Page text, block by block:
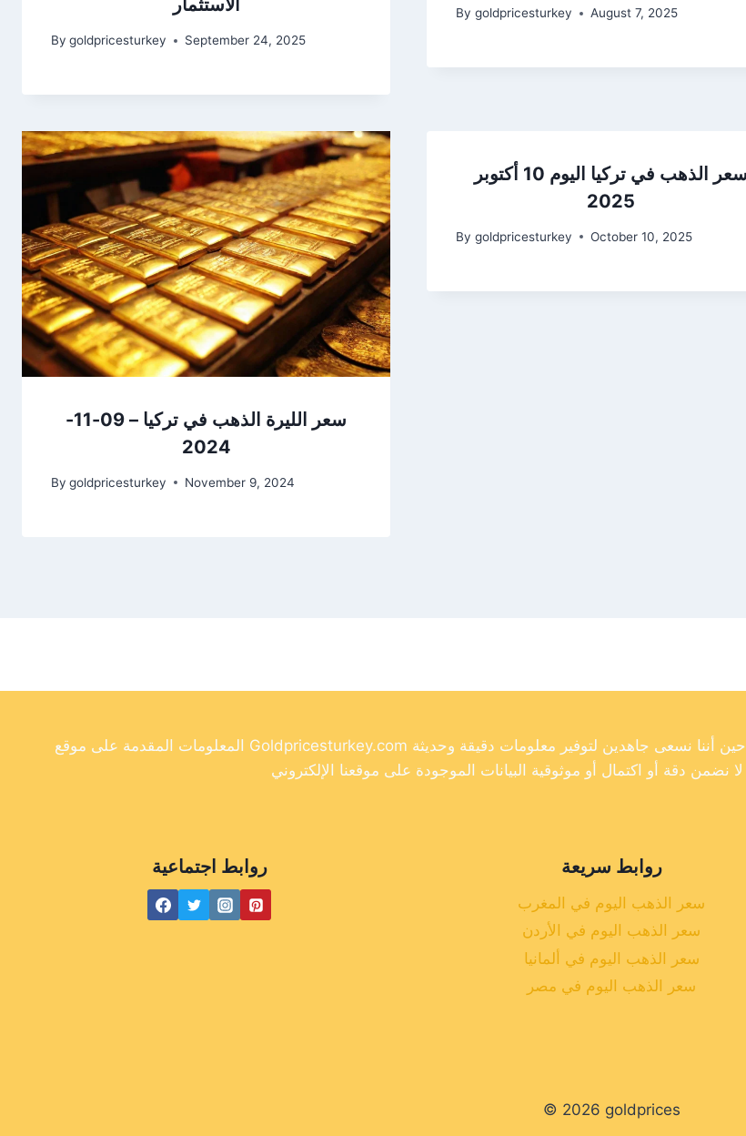
الاستثمار
By goldpricesturkey September 24, 2025
By goldpricesturkey August 7, 2025
سعر الليرة الذهب في تركيا – 09-11-
2024
By goldpricesturkey November 9, 2024
سعر الذهب في تركيا اليوم 10 أكتوبر
2025
By goldpricesturkey October 10, 2025
المعلومات المقدمة على موقع Goldpricesturkey.com مخصصة لأغراض إعلامية فقط ولا ينبغي اعتبارها نصيحة مالية. وفي حين أننا نسعى جاهدين لتوفير معلومات دقيقة وحديثة
روابط اجتماعية روابط سريعة
سعر الذهب اليوم في المغرب
سعر الذهب اليوم في الأردن
سعر الذهب اليوم في ألمانيا
سعر الذهب اليوم في مصر
© 2026 goldprices